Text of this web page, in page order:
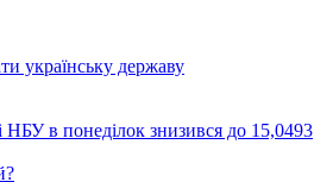
українську державу
НБУ в понеділок знизився до 15,0493